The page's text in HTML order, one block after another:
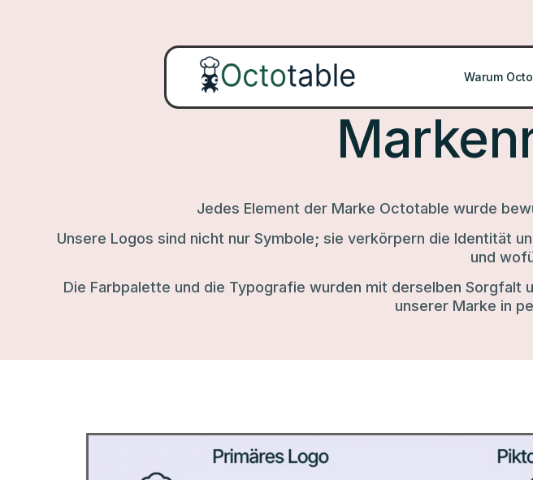
Warum
Jedes Element der Marke Octotable wurde
Unsere Logos sind nicht nur Symbole; sie verkörpern die Identität
und
Die Farbpalette und die Typografie wurden mit derselben
unserer Marke in